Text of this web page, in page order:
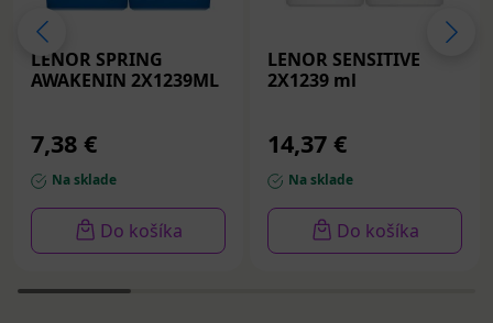
LENOR SPRING
AWAKENIN 2X1239ML
7,38 €
Na sklade
Do košíka
LENOR SENSITIVE
2X1239 ml
14,37 €
Na sklade
Do košíka